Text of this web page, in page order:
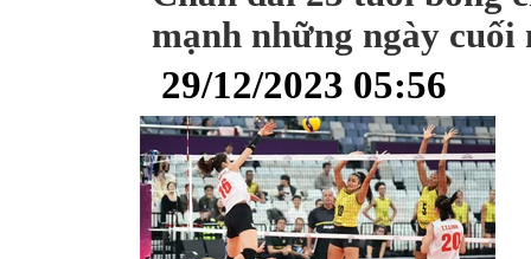
mạnh những ngày cuối
29/12/2023 05:56